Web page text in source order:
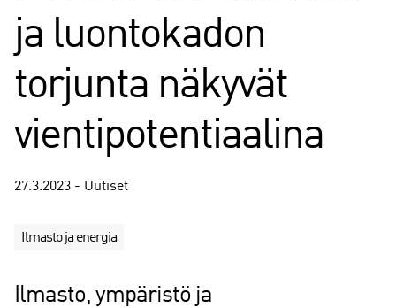
ja luontokadon
torjunta näkyvät
vientipotentiaalina
27.3.2023 - Uutiset
Ilmasto ja energia
Ilmasto, ympäristö ja